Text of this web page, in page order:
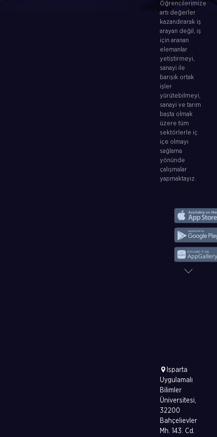
Öğrencilerimize
artı değerler
kazandırarak iş
arayan değil, iş
için aranan
elemanlar
yetiştirmeyi,
sanayi ile
barışık ortak
işler
yürütebilmeyi,
sanayi ve tarım
başta olmak
üzere tüm
sektörlerle iç
içe olmayı
sağlama
yönünde
çalışmalar
yapmaktayız.
Isparta
Uygulamalı
Bilimler
Üniversitesi,
32200
Bahçelievler
Mh. 143. Cd.